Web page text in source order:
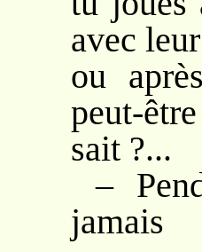
avec
ou
peut-
sait ?...
–